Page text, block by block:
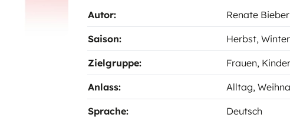
Autor: Renate Bieber
Saison: Herbst, Winter
Zielgruppe: Frauen, Kinder
Anlass: Alltag,
Sprache: Deutsch